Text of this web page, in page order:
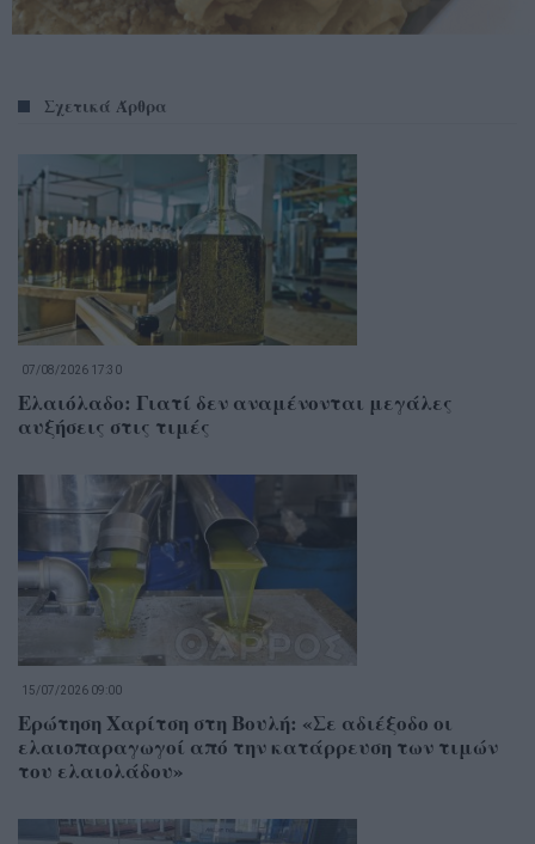
Σχετικά Άρθρα
07/08/2026 17:30
Ελαιόλαδο: Γιατί δεν αναμένονται μεγάλες
αυξήσεις στις τιμές
15/07/2026 09:00
Ερώτηση Χαρίτση στη Βουλή: «Σε αδιέξοδο οι
ελαιοπαραγωγοί από την κατάρρευση των τιμών
του ελαιολάδου»